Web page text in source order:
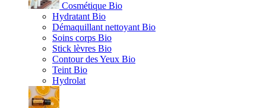
Cosmétique Bio
Hydratant Bio
Démaquillant nettoyant Bio
Soins corps Bio
Stick lèvres Bio
Contour des Yeux Bio
Teint Bio
Hydrolat